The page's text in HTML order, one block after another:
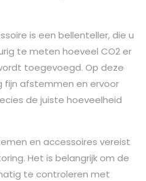
is een bellenteller, die u
te meten hoeveel CO2 er
toegevoegd. Op deze
fijn afstemmen en ervoor
de juiste hoeveelheid
en accessoires vereist
Het is belangrijk om de
te controleren met